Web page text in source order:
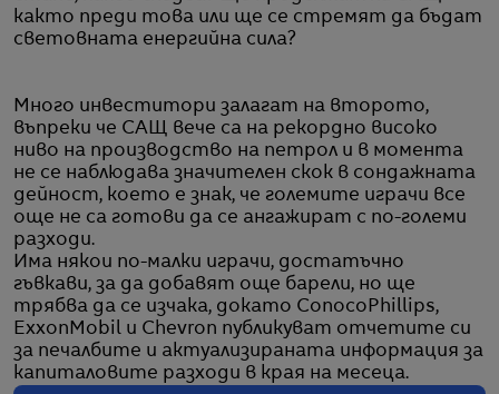
както преди това или ще се стремят да бъдат
световната енергийна сила?
Много инвеститори залагат на второто,
въпреки че САЩ вече са на рекордно високо
ниво на производство на петрол и в момента
не се наблюдава значителен скок в сондажната
дейност, което е знак, че големите играчи все
още не са готови да се ангажират с по-големи
разходи.
Има някои по-малки играчи, достатъчно
гъвкави, за да добавят още барели, но ще
трябва да се изчака, докато ConocoPhillips,
ExxonMobil и Chevron публикуват отчетите си
за печалбите и актуализираната информация за
капиталовите разходи в края на месеца.